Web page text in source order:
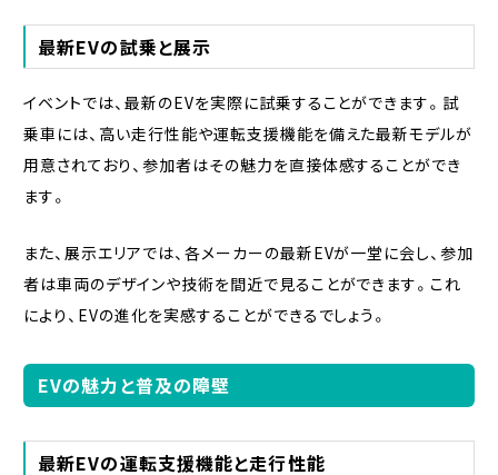
最新EVの試乗と展示
イベントでは、最新のEVを実際に試乗することができます。試
乗車には、高い走行性能や運転支援機能を備えた最新モデルが
用意されており、参加者はその魅力を直接体感することができ
ます。
また、展示エリアでは、各メーカーの最新EVが一堂に会し、参加
者は車両のデザインや技術を間近で見ることができます。これ
により、EVの進化を実感することができるでしょう。
EVの魅力と普及の障壁
最新EVの運転支援機能と走行性能